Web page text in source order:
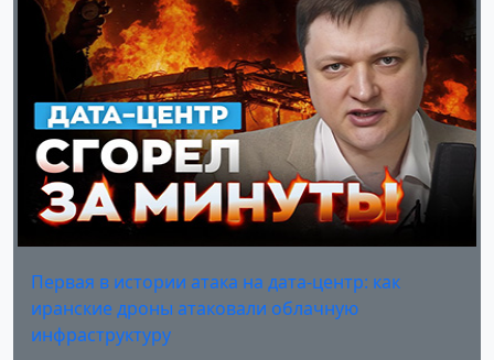
Первая в истории атака на дата-центр: как
иранские дроны атаковали облачную
инфраструктуру